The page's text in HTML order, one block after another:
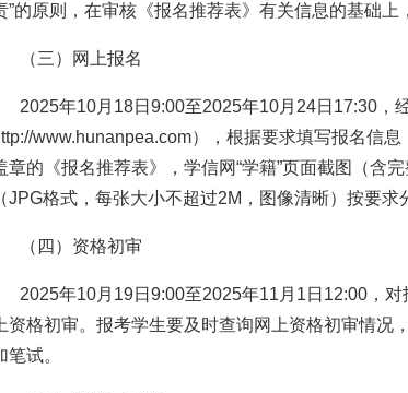
”的原则，在审核《报名推荐表》有关信息的基础上
（三）网上报名
2025年10月18日9:00至2025年10月24日17:30，
www.hunanpea.com），根据要求填写报名信
章的《报名推荐表》，学信网“学籍”页面截图（含
JPG格式，每张大小不超过2M，图像清晰）按要求
（四）资格初审
2025年10月19日9:00至2025年11月1日12:00，
资格初审。报考学生要及时查询网上资格初审情况
笔试。